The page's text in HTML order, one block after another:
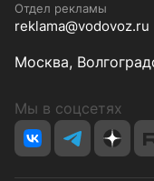
Отдел рекламы
reklama@vodovoz.ru
Москва,
Мы в соцсетях